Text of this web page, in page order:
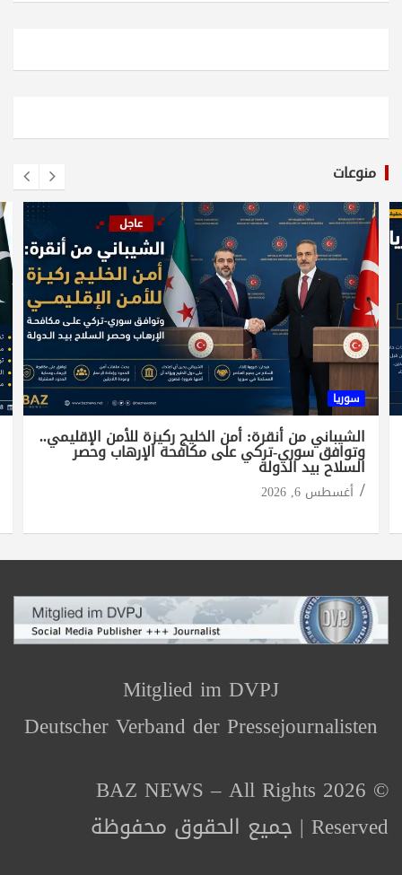
منوعات
سوريا
الشيباني من أنقرة: أمن الخليج ركيزة للأمن الإقليمي..
وتوافق سوري-تركي على مكافحة الإرهاب وحصر
السلاح بيد الدولة
أغسطس 6, 2026
Mitglied im DVPJ
Deutscher Verband der Pressejournalisten
© 2026 BAZ NEWS – All Rights
Reserved | جميع الحقوق محفوظة